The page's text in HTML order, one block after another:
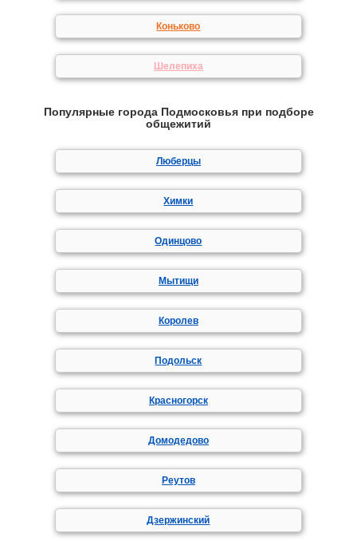
Коньково
Шелепиха
Популярные города Подмосковья при подборе
общежитий
Люберцы
Химки
Одинцово
Мытищи
Королев
Подольск
Красногорск
Домодедово
Реутов
Дзержинский